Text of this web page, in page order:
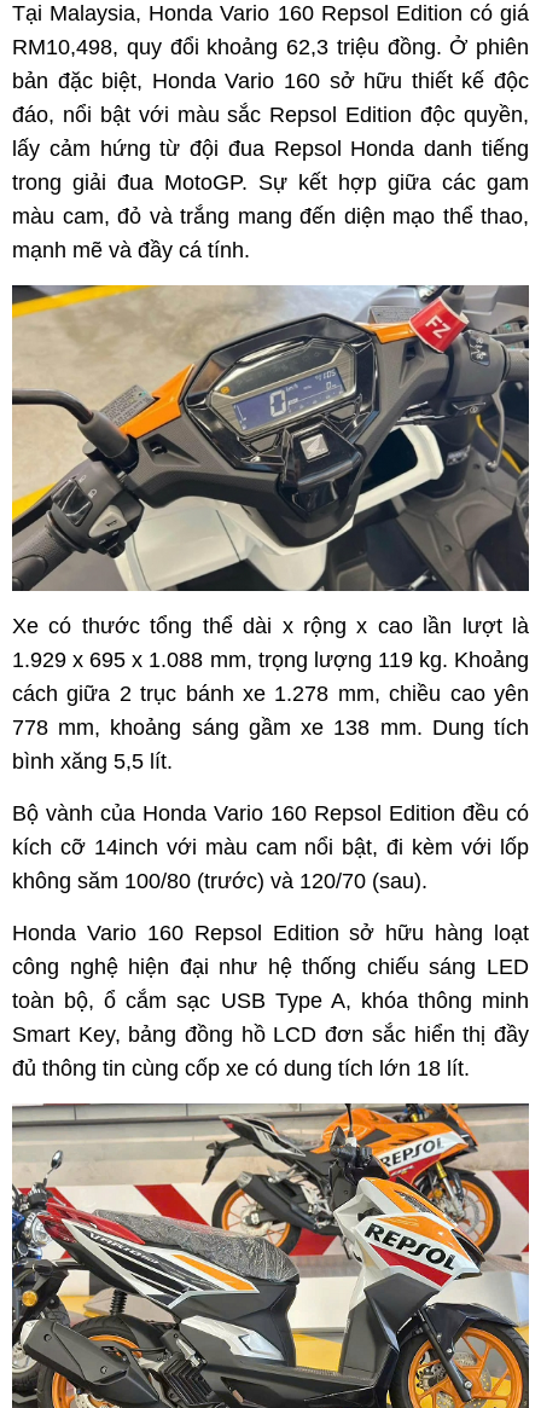
Tại Malaysia, Honda Vario 160 Repsol Edition có giá
RM10,498, quy đổi khoảng 62,3 triệu đồng. Ở phiên
bản đặc biệt, Honda Vario 160 sở hữu thiết kế độc
đáo, nổi bật với màu sắc Repsol Edition độc quyền,
lấy cảm hứng từ đội đua Repsol Honda danh tiếng
trong giải đua MotoGP. Sự kết hợp giữa các gam
màu cam, đỏ và trắng mang đến diện mạo thể thao,
mạnh mẽ và đầy cá tính.
Xe có thước tổng thể dài x rộng x cao lần lượt là
1.929 x 695 x 1.088 mm, trọng lượng 119 kg. Khoảng
cách giữa 2 trục bánh xe 1.278 mm, chiều cao yên
778 mm, khoảng sáng gầm xe 138 mm. Dung tích
bình xăng 5,5 lít.
Bộ vành của Honda Vario 160 Repsol Edition đều có
kích cỡ 14inch với màu cam nổi bật, đi kèm với lốp
không săm 100/80 (trước) và 120/70 (sau).
Honda Vario 160 Repsol Edition sở hữu hàng loạt
công nghệ hiện đại như hệ thống chiếu sáng LED
toàn bộ, ổ cắm sạc USB Type A, khóa thông minh
Smart Key, bảng đồng hồ LCD đơn sắc hiển thị đầy
đủ thông tin cùng cốp xe có dung tích lớn 18 lít.